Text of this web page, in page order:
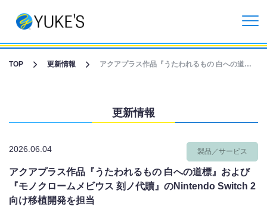
更新情報
CGライブ・XRメタバース制作
TOP 更新情報 アクアプラス作品『うたわれるもの 白への道標』および『モノクロームメビウス 刻ノ代贖』のNintendo Switch 2向け移植開発を担当
更新情報
2026.06.04 製品／サービス
アクアプラス作品『うたわれるもの 白への道標』および
『モノクロームメビウス 刻ノ代贖』のNintendo Switch 2
向け移植開発を担当